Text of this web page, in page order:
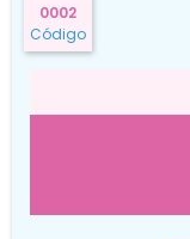
0002
Código